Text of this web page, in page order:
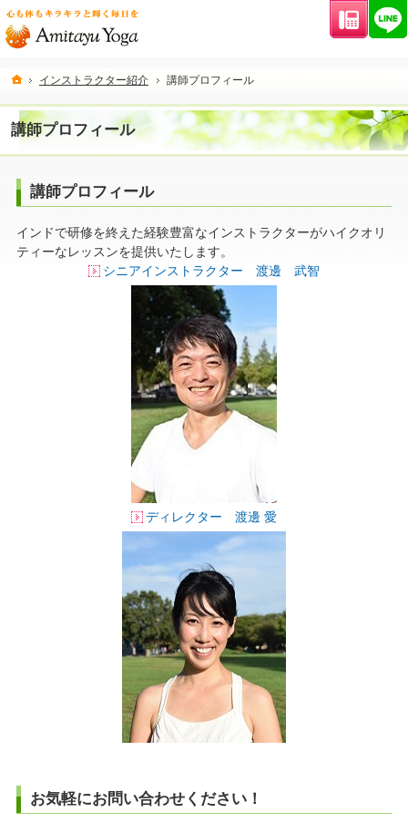
講師プロフィール
講師プロフィール
インドで研修を終えた経験豊富なインストラクターがハイクオリ
ティーなレッスンを提供いたします。
シニアインストラクター 渡邊 武智
ディレクター 渡邊 愛
お気軽にお問い合わせください！
連絡先
ホーム
インストラクター紹介 講師プロフィール